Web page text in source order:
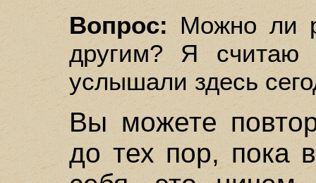
Вопрос:Можно ли
другим? Я
услышали здесь
Вы можете
до тех пор, пока